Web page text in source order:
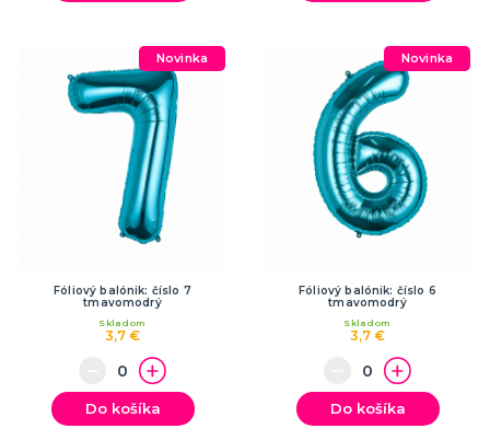
Novinka
Fóliový balónik: číslo 7
tmavomodrý
3,7 €
Skladom
Do košíka
Novinka
Fóliový balónik: číslo 6
tmavomodrý
3,7 €
Skladom
Do košíka